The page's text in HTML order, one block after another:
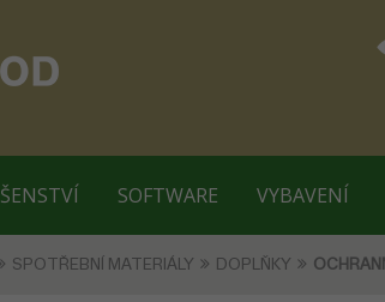
SOFTWARE VYBAVENÍ
SPOTŘEBNÍ MATERIÁLY DOPLŇKY